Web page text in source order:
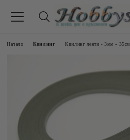
Начало Квилинг Квилинг ленти - 3мм - 35см.